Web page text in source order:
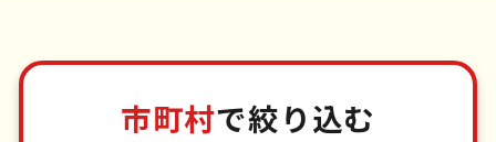
市町村で絞り込む